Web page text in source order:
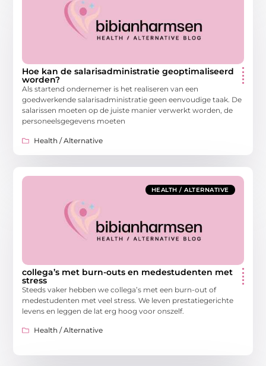
Hoe kan de salarisadministratie geoptimaliseerd
worden?
Als startend ondernemer is het realiseren van een
goedwerkende salarisadministratie geen eenvoudige taak. De
salarissen moeten op de juiste manier verwerkt worden, de
personeelsgegevens moeten
Health / Alternative
HEALTH / ALTERNATIVE
collega’s met burn-outs en medestudenten met
stress
Steeds vaker hebben we collega’s met een burn-out of
medestudenten met veel stress. We leven prestatiegerichte
levens en leggen de lat erg hoog voor onszelf.
Health / Alternative